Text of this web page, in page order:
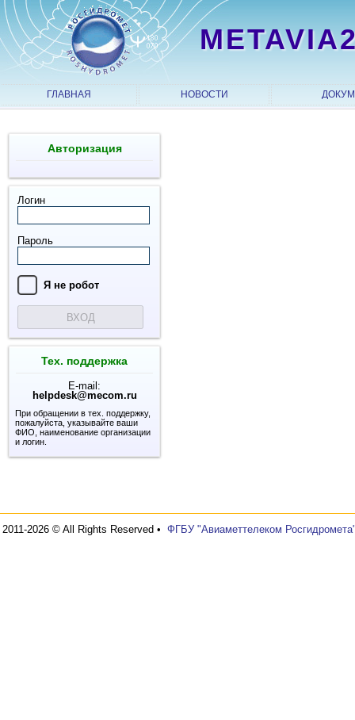
ГЛАВНАЯ НОВОСТИ
Авторизация
Логин
Пароль
Я нe рoбoт
ВХОД
Тех. поддержка
E-mail:
helpdesk@mecom.ru
При обращении в тех. поддержку,
пожалуйста, указывайте ваши
ФИО, наименование организации
и логин.
2011-2026 © All Rights Reserved • ФГБУ "Авиаметтелеком